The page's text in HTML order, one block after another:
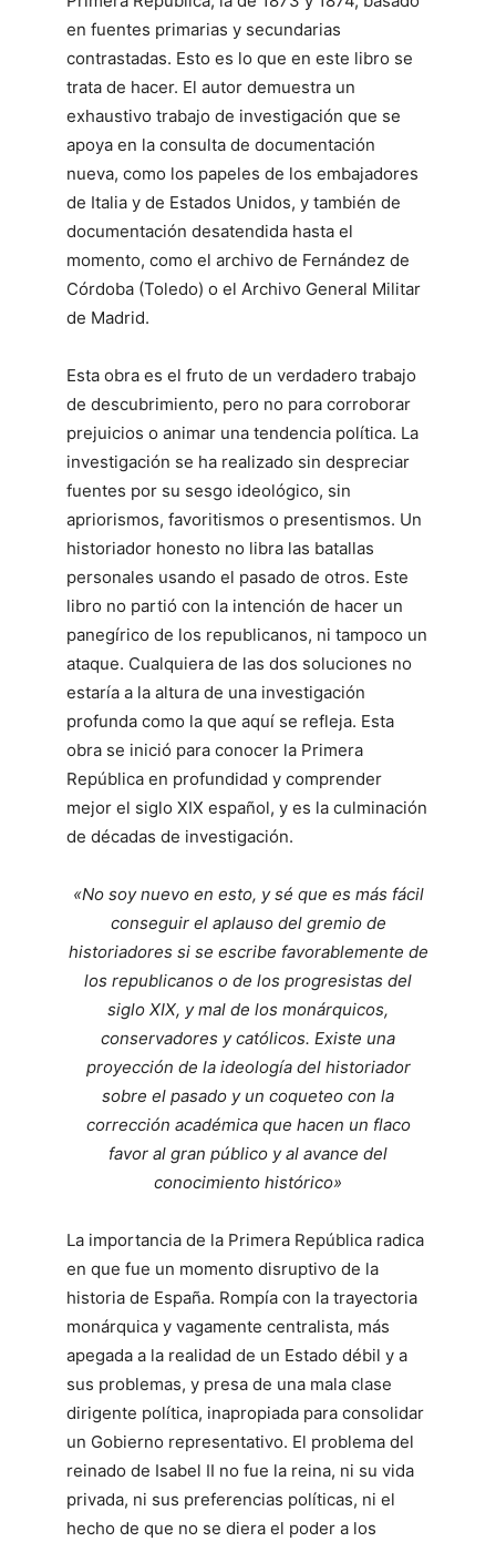
en fuentes primarias y secundarias
contrastadas. Esto es lo que en este libro se
trata de hacer. El autor demuestra un
exhaustivo trabajo de investigación que se
apoya en la consulta de documentación
nueva, como los papeles de los embajadores
de Italia y de Estados Unidos, y también de
documentación desatendida hasta el
momento, como el archivo de Fernández de
Córdoba (Toledo) o el Archivo General Militar
de Madrid.
Esta obra es el fruto de un verdadero trabajo
de descubrimiento, pero no para corroborar
prejuicios o animar una tendencia política. La
investigación se ha realizado sin despreciar
fuentes por su sesgo ideológico, sin
apriorismos, favoritismos o presentismos. Un
historiador honesto no libra las batallas
personales usando el pasado de otros. Este
libro no partió con la intención de hacer un
panegírico de los republicanos, ni tampoco un
ataque. Cualquiera de las dos soluciones no
estaría a la altura de una investigación
profunda como la que aquí se refleja. Esta
obra se inició para conocer la Primera
República en profundidad y comprender
mejor el siglo XIX español, y es la culminación
de décadas de investigación.
«No soy nuevo en esto, y sé que es más fácil
conseguir el aplauso del gremio de
historiadores si se escribe favorablemente de
los republicanos o de los progresistas del
siglo XIX, y mal de los monárquicos,
conservadores y católicos. Existe una
proyección de la ideología del historiador
sobre el pasado y un coqueteo con la
corrección académica que hacen un flaco
favor al gran público y al avance del
conocimiento histórico»
La importancia de la Primera República radica
en que fue un momento disruptivo de la
historia de España. Rompía con la trayectoria
monárquica y vagamente centralista, más
apegada a la realidad de un Estado débil y a
sus problemas, y presa de una mala clase
dirigente política, inapropiada para consolidar
un Gobierno representativo. El problema del
reinado de Isabel II no fue la reina, ni su vida
privada, ni sus preferencias políticas, ni el
hecho de que no se diera el poder a los